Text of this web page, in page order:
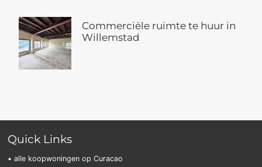
Commerciële ruimte te huur in
Willemstad
Quick Links
• alle koopwoningen op Curacao